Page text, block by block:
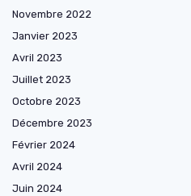
Novembre 2022
Janvier 2023
Avril 2023
Juillet 2023
Octobre 2023
Décembre 2023
Février 2024
Avril 2024
Juin 2024